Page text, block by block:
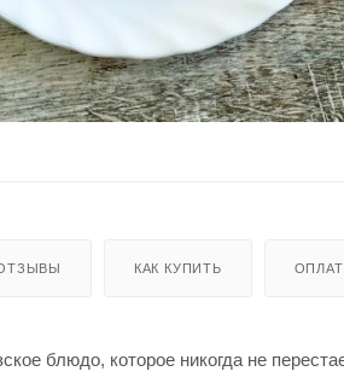
КАК КУПИТЬ
блюдо, которое никогда не